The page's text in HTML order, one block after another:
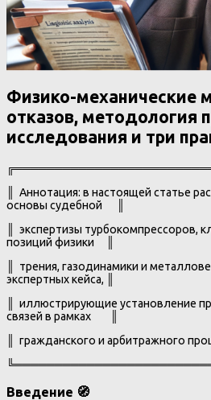
Физико-механические
отказов, методология
исследования и три
║ Аннотация: в настоящей статье
основы судебной ║
║ экспертизы турбокомпрессоров,
позиций физики ║
║ трения, газодинамики и
экспертных кейса, ║
║ иллюстрирующие установление
связей в рамках ║
║ гражданского и
Введение 🧭